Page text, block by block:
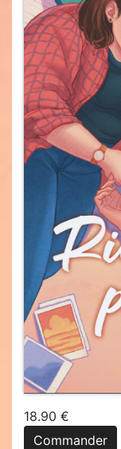
18.90 €
Commander